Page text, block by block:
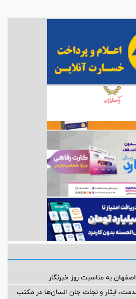
به مناسبت روز خبرنگار
ایثار و نجات جان انسان‌ها در مکتب